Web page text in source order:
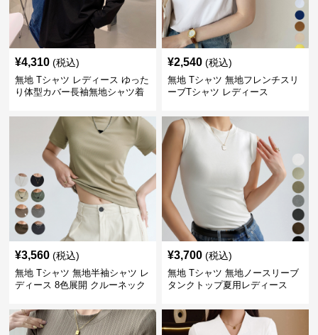
¥4,310 (税込)
無地 Tシャツ レディース ゆった
り体型カバー長袖無地シャツ着
¥2,540 (税込)
無地 Tシャツ 無地フレンチスリ
ーブTシャツ レディース
¥3,560 (税込)
無地 Tシャツ 無地半袖シャツ レ
ディース 8色展開 クルーネック
¥3,700 (税込)
無地 Tシャツ 無地ノースリーブ
タンクトップ夏用レディース